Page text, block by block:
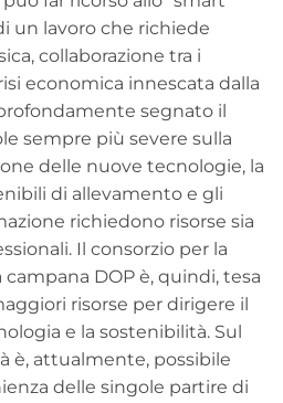
un lavoro che richiede
collaborazione tra i
economica innescata dalla
segnato il
sempre più severe sulla
delle nuove tecnologie, la
di allevamento e gli
richiedono risorse sia
Il consorzio per la
DOP è, quindi, tesa
risorse per dirigere il
e la sostenibilità. Sul
è, attualmente, possibile
delle singole partire di